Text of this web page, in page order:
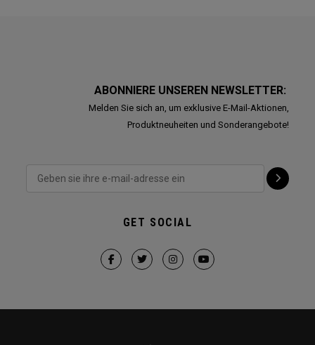
ABONNIERE UNSEREN NEWSLETTER:
Melden Sie sich an, um exklusive E-Mail-Aktionen,
Produktneuheiten und Sonderangebote!
GET SOCIAL